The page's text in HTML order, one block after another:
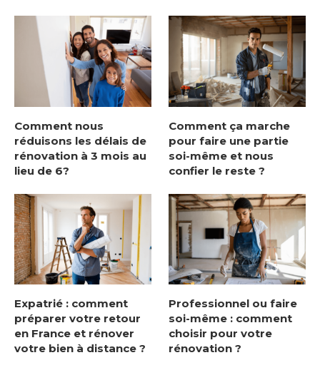
Comment nous
réduisons les délais de
rénovation à 3 mois au
lieu de 6?
Comment ça marche
pour faire une partie
soi-même et nous
confier le reste ?
Expatrié : comment
préparer votre retour
en France et rénover
votre bien à distance ?
Professionnel ou faire
soi-même : comment
choisir pour votre
rénovation ?